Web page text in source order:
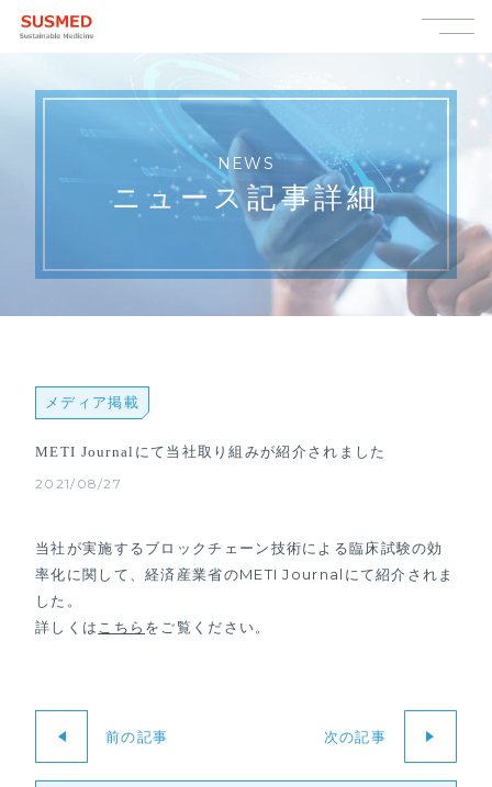
NEWS
ニュース記事詳細
メディア掲載
METI Journalにて当社取り組みが紹介されました
2021/08/27
当社が実施するブロックチェーン技術による臨床試験の効
率化に関して、経済産業省のMETI Journalにて紹介されま
した。
詳しくは こちら をご覧ください。
前の記事 次の記事